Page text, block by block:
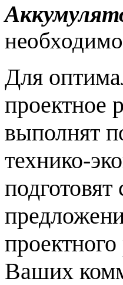
Для
проектное
выполнят
технико-
Ваших